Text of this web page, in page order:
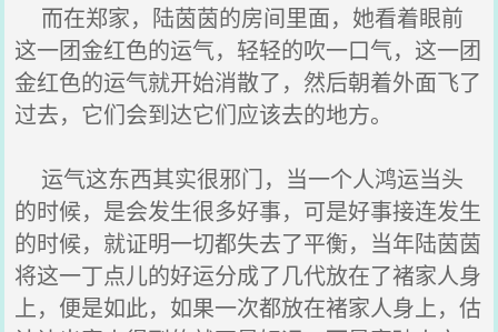
而在郑家，陆茵茵的房间里面，她看着眼前
这一团金红色的运气，轻轻的吹一口气，这一团
金红色的运气就开始消散了，然后朝着外面飞了
过去，它们会到达它们应该去的地方。
运气这东西其实很邪门，当一个人鸿运当头
的时候，是会发生很多好事，可是好事接连发生
的时候，就证明一切都失去了平衡，当年陆茵茵
将这一丁点儿的好运分成了几代放在了褚家人身
上，便是如此，如果一次都放在褚家人身上，估